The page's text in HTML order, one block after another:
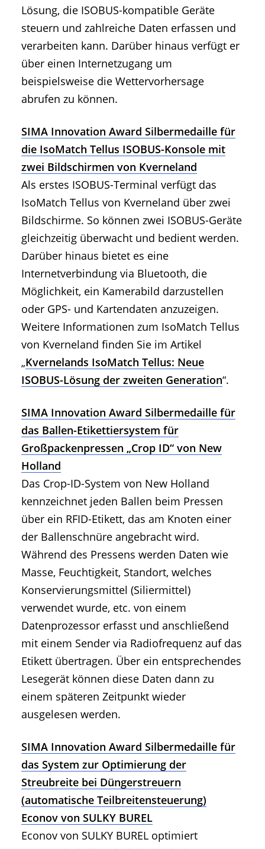
Lösung, die ISOBUS-kompatible Geräte
steuern und zahlreiche Daten erfassen und
verarbeiten kann. Darüber hinaus verfügt er
über einen Internetzugang um
beispielsweise die Wettervorhersage
abrufen zu können.
SIMA Innovation Award Silbermedaille für
die IsoMatch Tellus ISOBUS-Konsole mit
zwei Bildschirmen von Kverneland
Als erstes ISOBUS-Terminal verfügt das
IsoMatch Tellus von Kverneland über zwei
Bildschirme. So können zwei ISOBUS-Geräte
gleichzeitig überwacht und bedient werden.
Darüber hinaus bietet es eine
Internetverbindung via Bluetooth, die
Möglichkeit, ein Kamerabild darzustellen
oder GPS- und Kartendaten anzuzeigen.
Weitere Informationen zum IsoMatch Tellus
von Kverneland finden Sie im Artikel
„Kvernelands IsoMatch Tellus: Neue
ISOBUS-Lösung der zweiten Generation“.
SIMA Innovation Award Silbermedaille für
das Ballen-Etikettiersystem für
Großpackenpressen „Crop ID“ von New
Holland
Das Crop-ID-System von New Holland
kennzeichnet jeden Ballen beim Pressen
über ein RFID-Etikett, das am Knoten einer
der Ballenschnüre angebracht wird.
Während des Pressens werden Daten wie
Masse, Feuchtigkeit, Standort, welches
Konservierungsmittel (Siliermittel)
verwendet wurde, etc. von einem
Datenprozessor erfasst und anschließend
mit einem Sender via Radiofrequenz auf das
Etikett übertragen. Über ein entsprechendes
Lesegerät können diese Daten dann zu
einem späteren Zeitpunkt wieder
ausgelesen werden.
SIMA Innovation Award Silbermedaille für
das System zur Optimierung der
Streubreite bei Düngerstreuern
(automatische Teilbreitensteuerung)
Econov von SULKY BUREL
Econov von SULKY BUREL optimiert